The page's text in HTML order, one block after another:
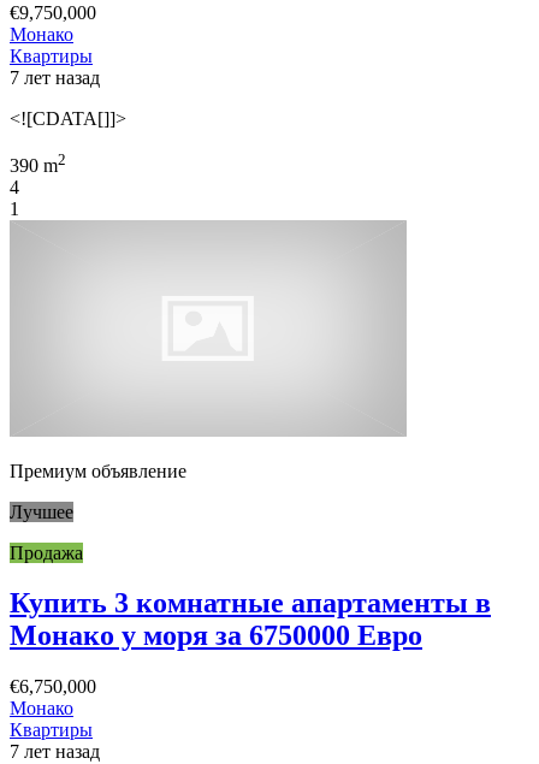
€9,750,000
Монако
Квартиры
7 лет назад
<![CDATA[]]>
390 m2
4
1
Премиум объявление
Лучшее
Продажа
Купить 3 комнатные апартаменты в
Монако у моря за 6750000 Евро
€6,750,000
Монако
Квартиры
7 лет назад